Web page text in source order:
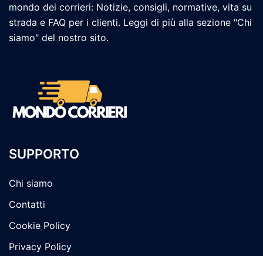
mondo dei corrieri: Notizie, consigli, normative, vita su
strada e FAQ per i clienti. Leggi di più alla sezione "Chi
siamo" del nostro sito.
SUPPORTO
Chi siamo
Contatti
Cookie Policy
Privacy Policy